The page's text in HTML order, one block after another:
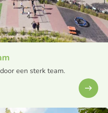
een sterk team.